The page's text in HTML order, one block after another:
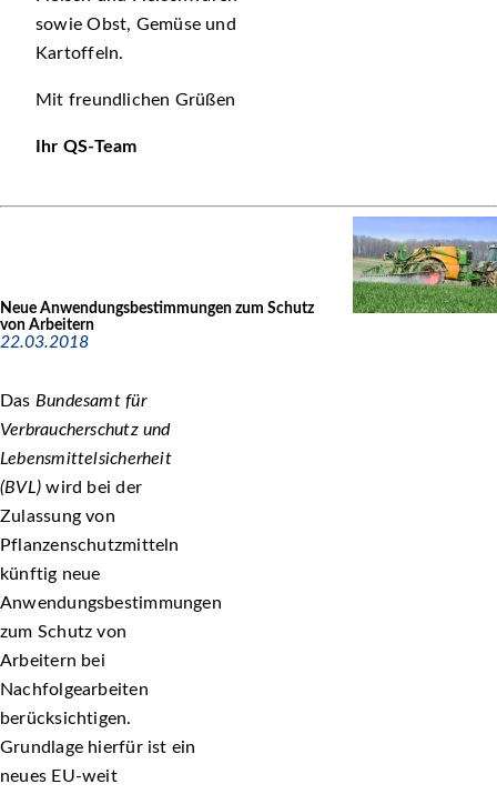
sowie Obst, Gemüse und
Kartoffeln.
Mit freundlichen Grüßen
Ihr QS-Team
Neue Anwendungsbestimmungen zum Schutz
von Arbeitern
22.03.2018
Das Bundesamt für
Verbraucherschutz und
Lebensmittelsicherheit
(BVL) wird bei der
Zulassung von
Pflanzenschutzmitteln
künftig neue
Anwendungsbestimmungen
zum Schutz von
Arbeitern bei
Nachfolgearbeiten
berücksichtigen.
Grundlage hierfür ist ein
neues EU-weit